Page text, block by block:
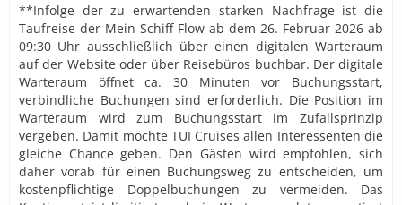
**Infolge der zu erwartenden starken Nachfrage ist die
Taufreise der Mein Schiff Flow ab dem 26. Februar 2026 ab
09:30 Uhr ausschließlich über einen digitalen Warteraum
auf der Website oder über Reisebüros buchbar. Der digitale
Warteraum öffnet ca. 30 Minuten vor Buchungsstart,
verbindliche Buchungen sind erforderlich. Die Position im
Warteraum wird zum Buchungsstart im Zufallsprinzip
vergeben. Damit möchte TUI Cruises allen Interessenten die
gleiche Chance geben. Den Gästen wird empfohlen, sich
daher vorab für einen Buchungsweg zu entscheiden, um
kostenpflichtige Doppelbuchungen zu vermeiden. Das